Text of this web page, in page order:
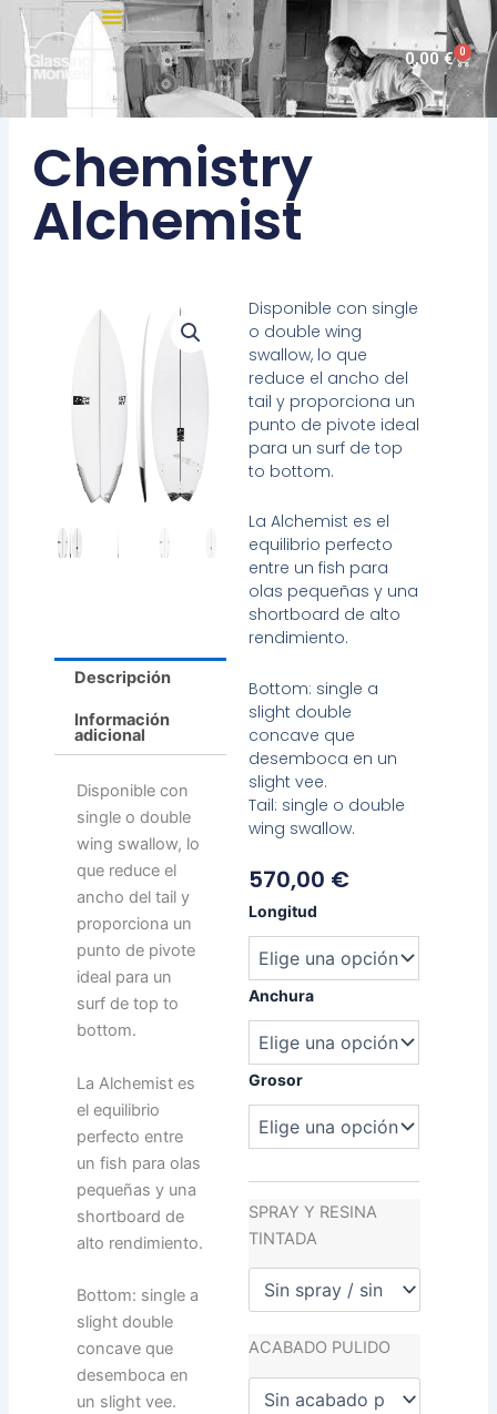
contenido
0,00€ 0
Chemistry
Alchemist
Disponible con single
o double wing
swallow, lo que
reduce el ancho del
tail y proporciona un
punto de pivote ideal
para un surf de top
to bottom.
La Alchemist es el
equilibrio perfecto
entre un fish para
olas pequeñas y una
shortboard de alto
rendimiento.
Bottom: single a
slight double
concave que
desemboca en un
slight vee.
Tail: single o double
wing swallow.
570,00 €
Longitud
Anchura
Grosor
SPRAY Y RESINA
TINTADA
ACABADO PULIDO
Chemistry
cantidad
Descripción
Información
adicional
Disponible con
single o double
wing swallow, lo
que reduce el
ancho del tail y
proporciona un
punto de pivote
ideal para un
surf de top to
bottom.
La Alchemist es
el equilibrio
perfecto entre
un fish para olas
pequeñas y una
shortboard de
alto rendimiento.
Bottom: single a
slight double
concave que
desemboca en
un slight vee.